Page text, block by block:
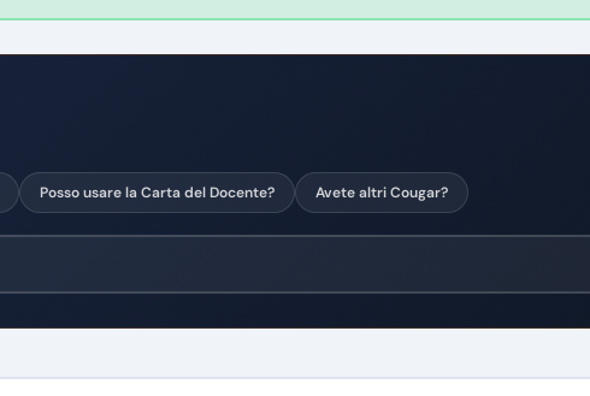
Posso usare la Carta del Docente? Avete altri Cougar?